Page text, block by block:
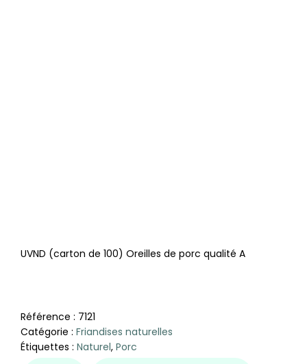
UVND (carton de 100) Oreilles de porc qualité A
Référence : 7121
Catégorie : Friandises naturelles
Étiquettes : Naturel, Porc